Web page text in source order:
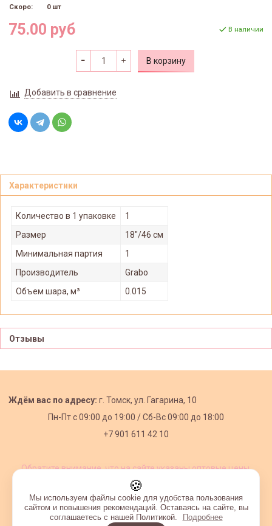
Скоро:
0 шт
75.00 руб В наличии
В корзину
Добавить в сравнение
Характеристики
Количество в 1 упаковке
1
Размер
18"/46 см
Минимальная партия
1
Производитель
Grabo
Объем шара, м³
0.015
Отзывы
Ждём вас по адресу: г. Томск, ул. Гагарина, 10
Пн-Пт с09:00 до 19:00 /Сб-Вс 09:00 до 18:00
+7 901 611 42 10
Обратите внимание, что на сайте указаны оптовые цены,
🍪
Мы используем файлы cookie для удобства пользования
сайтом и повышения рекомендаций. Оставаясь на сайте, вы
соглашаетесь с нашей Политикой.
Подробнее